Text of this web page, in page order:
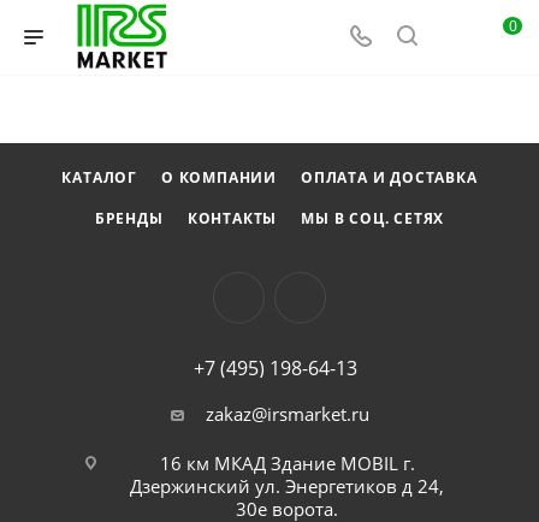
0
КАТАЛОГ О КОМПАНИИ
ОПЛАТА И ДОСТАВКА
БРЕНДЫ
КОНТАКТЫ МЫ В СОЦ. СЕТЯХ
+7 (495) 198-64-13
zakaz@irsmarket.ru
16 км МКАД Здание MOBIL г.
Дзержинский ул. Энергетиков д 24,
30е ворота.